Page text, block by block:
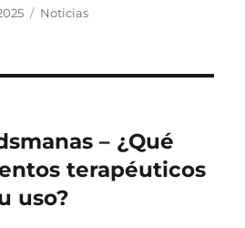
Categorías
Noticias
– ¿Qué
terapéuticos
uso?